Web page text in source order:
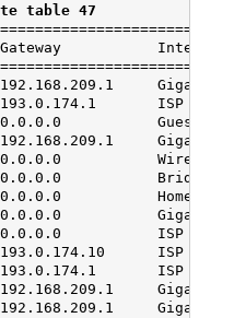
table 47
Gateway
0.0.0.0
192.168.209.1
0.0.0.0
0.0.0.0
0.0.0.0
0.0.0.0
0.0.0.0
193.0.174.10
193.0.174.1
192.168.209.1
192.168.209.1